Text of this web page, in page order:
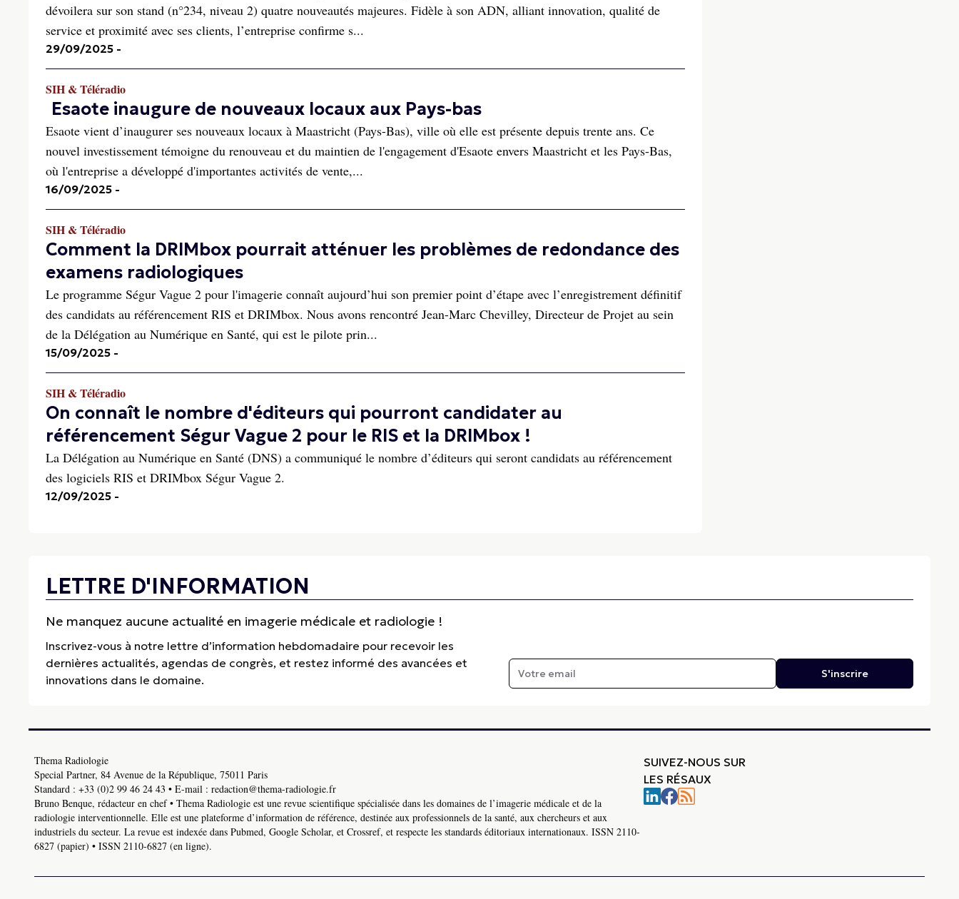
dévoilera sur son stand (n°234, niveau 2) quatre nouveautés majeures. Fidèle à son ADN, alliant innovation, qualité de
service et proximité avec ses clients, l’entreprise confirme s...
29/09/2025 -
SIH & Téléradio
Esaote inaugure de nouveaux locaux aux Pays-bas
Esaote vient d’inaugurer ses nouveaux locaux à Maastricht (Pays-Bas), ville où elle est présente depuis trente ans. Ce
nouvel investissement témoigne du renouveau et du maintien de l'engagement d'Esaote envers Maastricht et les Pays-Bas,
où l'entreprise a développé d'importantes activités de vente,...
16/09/2025 -
SIH & Téléradio
Comment la DRIMbox pourrait atténuer les problèmes de redondance des
examens radiologiques
Le programme Ségur Vague 2 pour l'imagerie connaît aujourd’hui son premier point d’étape avec l’enregistrement définitif
des candidats au référencement RIS et DRIMbox. Nous avons rencontré Jean-Marc Chevilley, Directeur de Projet au sein
de la Délégation au Numérique en Santé, qui est le pilote prin...
15/09/2025 -
SIH & Téléradio
On connaît le nombre d'éditeurs qui pourront candidater au
référencement Ségur Vague 2 pour le RIS et la DRIMbox !
La Délégation au Numérique en Santé (DNS) a communiqué le nombre d’éditeurs qui seront candidats au référencement
des logiciels RIS et DRIMbox Ségur Vague 2.
12/09/2025 -
LETTRE D'INFORMATION
Ne manquez aucune actualité en imagerie médicale et radiologie !
Inscrivez-vous à notre lettre d’information hebdomadaire pour recevoir les
dernières actualités, agendas de congrès, et restez informé des avancées et
innovations dans le domaine.
S'inscrire
Thema Radiologie
Special Partner, 84 Avenue de la République, 75011 Paris
Standard : +33 (0)2 99 46 24 43 • E-mail : redaction@thema-radiologie.fr
Bruno Benque, rédacteur en chef • Thema Radiologie est une revue scientifique spécialisée dans les domaines de l’imagerie médicale et de la
radiologie interventionnelle. Elle est une plateforme d’information de référence, destinée aux professionnels de la santé, aux chercheurs et aux
industriels du secteur. La revue est indexée dans Pubmed, Google Scholar, et Crossref, et respecte les standards éditoriaux internationaux. ISSN 2110-
6827 (papier) • ISSN 2110-6827 (en ligne).
SUIVEZ-NOUS SUR
LES RÉSAUX